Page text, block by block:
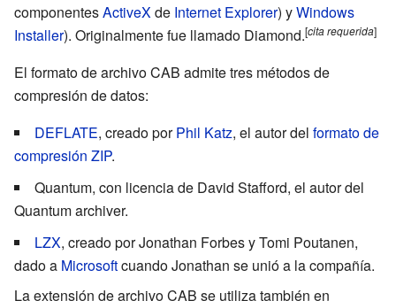
componentesActiveX de Internet Explorer) yWindows
Installer). Originalmente fue llamado Diamond.[citarequerida]
El formato de archivo CAB admite tres métodos de
compresión de datos:
DEFLATE, creado porPhil Katz, el autor del formato de
compresión ZIP.
Quantum, con licencia de David Stafford, el autor del
Quantum archiver.
LZX, creado porJonathan Forbesy Tomi Poutanen,
dado a Microsoftcuando Jonathan se unió a la compañía.
La extensión de archivo CAB se utiliza también en